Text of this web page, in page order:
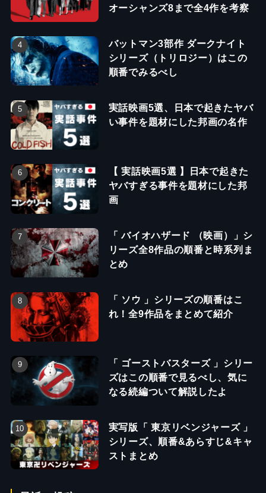
オーシャンズ8まで全4作を考察
バットマン3部作 ダークナイト
シリーズ（トリロジー）はこの
順番でみるべし
実話映画5選、日本で起きたヤバ
い事件を題材にした邦画の名作
【 実話映画5選 】日本で起きた
ヤバすぎる事件を題材にした邦
画
「 バイオハザード （映画）」シ
リーズ全8作品の順番と時系列ま
とめ
「 ソウ 」シリーズの順番はこ
れ！全9作品をまとめて紹介
「 ゴーストバスターズ 」シリー
ズはこの順番で見るべし、気に
なる続編ついて解説したよ
実写版「 東京リベンジャーズ 」
シリーズ、順番&あらすじ&キャ
ストまとめ